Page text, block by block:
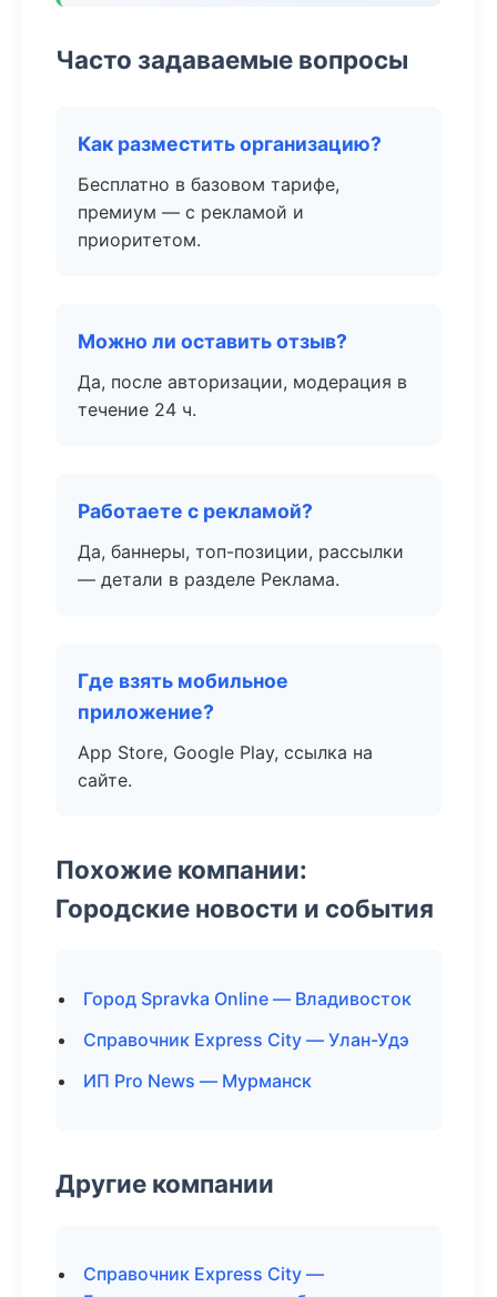
Часто задаваемые вопросы
Как разместить организацию?
Бесплатно в базовом тарифе,
премиум — с рекламой и
приоритетом.
Можно ли оставить отзыв?
Да, после авторизации, модерация в
течение 24 ч.
Работаете с рекламой?
Да, баннеры, топ-позиции, рассылки
— детали в разделе Реклама.
Где взять мобильное
приложение?
App Store, Google Play, ссылка на
сайте.
Похожие компании:
Городские новости и события
Город Spravka Online — Владивосток
Справочник Express City — Улан-Удэ
ИП Pro News — Мурманск
Другие компании
Справочник Express City —